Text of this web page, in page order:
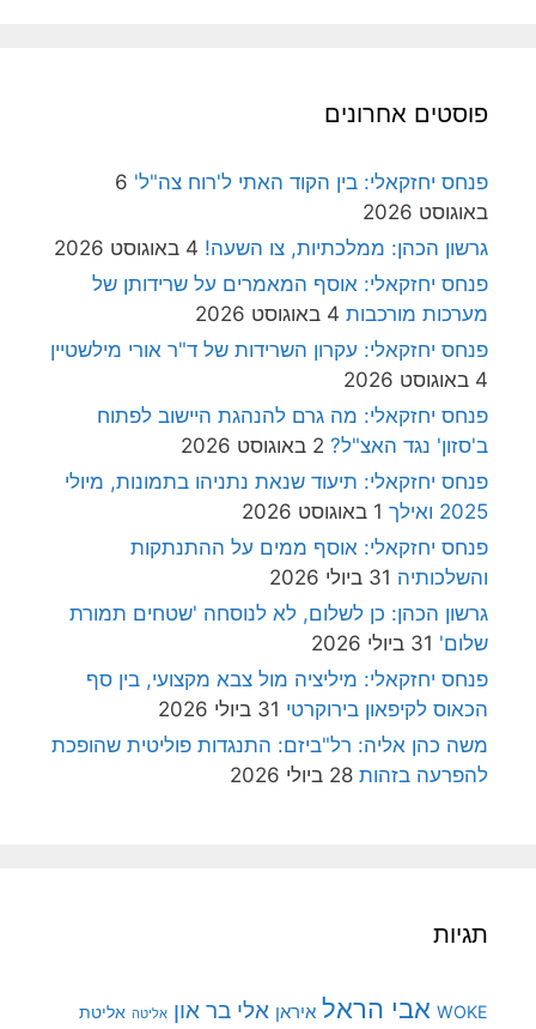
פוסטים אחרונים
פנחס יחזקאלי: בין הקוד האתי ל'רוח צה"ל' 6
באוגוסט 2026
גרשון הכהן: ממלכתיות, צו השעה! 4 באוגוסט 2026
פנחס יחזקאלי: אוסף המאמרים על שרידותן של
מערכות מורכבות 4 באוגוסט 2026
פנחס יחזקאלי: עקרון השרידות של ד"ר אורי מילשטיין
4 באוגוסט 2026
פנחס יחזקאלי: מה גרם להנהגת היישוב לפתוח
ב'סזון' נגד האצ"ל? 2 באוגוסט 2026
פנחס יחזקאלי: תיעוד שנאת נתניהו בתמונות, מיולי
2025 ואילך
1 באוגוסט 2026
פנחס יחזקאלי: אוסף ממים על ההתנתקות
והשלכותיה 31 ביולי 2026
גרשון הכהן: כן לשלום, לא לנוסחה 'שטחים תמורת
שלום' 31 ביולי 2026
פנחס יחזקאלי: מיליציה מול צבא מקצועי, בין סף
הכאוס לקיפאון בירוקרטי 31 ביולי 2026
משה כהן אליה: רל"ביזם: התנגדות פוליטית שהופכת
להפרעה בזהות 28 ביולי 2026
תגיות
WOKE אבי הראל איראן אלי בר און אליטה אליטת